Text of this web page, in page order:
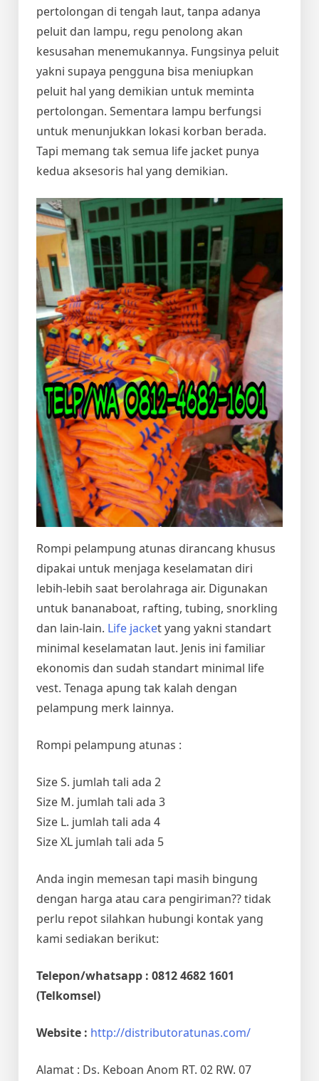
pertolongan di tengah laut, tanpa adanya
peluit dan lampu, regu penolong akan
kesusahan menemukannya. Fungsinya peluit
yakni supaya pengguna bisa meniupkan
peluit hal yang demikian untuk meminta
pertolongan. Sementara lampu berfungsi
untuk menunjukkan lokasi korban berada.
Tapi memang tak semua life jacket punya
kedua aksesoris hal yang demikian.
Rompi pelampung atunas dirancang khusus
dipakai untuk menjaga keselamatan diri
lebih-lebih saat berolahraga air. Digunakan
untuk bananaboat, rafting, tubing, snorkling
dan lain-lain. Life jacket yang yakni standart
minimal keselamatan laut. Jenis ini familiar
ekonomis dan sudah standart minimal life
vest. Tenaga apung tak kalah dengan
pelampung merk lainnya.
Rompi pelampung atunas :
Size S. jumlah tali ada 2
Size M. jumlah tali ada 3
Size L. jumlah tali ada 4
Size XL jumlah tali ada 5
Anda ingin memesan tapi masih bingung
dengan harga atau cara pengiriman?? tidak
perlu repot silahkan hubungi kontak yang
kami sediakan berikut:
Telepon/whatsapp : 0812 4682 1601
(Telkomsel)
Website : http://distributoratunas.com/
Alamat : Ds. Keboan Anom RT. 02 RW. 07